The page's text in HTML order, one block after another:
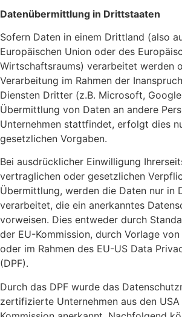
Datenübermittlung in Drittstaaten
Sofern Daten in einem Drittland (also
Europäischen Union oder des
Wirtschaftsraums) verarbeitet werden
Verarbeitung im Rahmen der
Diensten Dritter (z.B. Microsoft,
Übermittlung von Daten an andere
Unternehmen stattfindet, erfolgt dies
gesetzlichen Vorgaben.
Bei ausdrücklicher Einwilligung
vertraglichen oder gesetzlichen
Übermittlung, werden die Daten nur in
verarbeitet, die ein anerkanntes
vorweisen. Dies entweder durch
der EU-Kommission, durch Vorlage
oder im Rahmen des EU-US Data
(DPF).
Durch das DPF wurde das
zertifizierte Unternehmen aus den